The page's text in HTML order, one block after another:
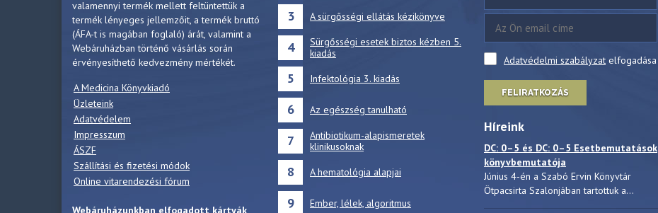
valamennyi termék mellett feltüntettük a
termék lényeges jellemzőit, a termék bruttó
(ÁFA-t is magában foglaló) árát, valamint a
Webáruházban történő vásárlás során
érvényesíthető kedvezmény mértékét.
A Medicina Könyvkiadó
Üzleteink
Adatvédelem
Impresszum
ÁSZF
Szállítási és fizetési módok
Online vitarendezési fórum
Webáruházunkban elfogadott kártyák
3 A sürgősségi ellátás kézikönyve
4
Sürgősségi esetek biztos kézben 5.
kiadás
5 Infektológia 3. kiadás
6 Az egészség tanulható
7
Antibiotikum-alapismeretek
klinikusoknak
8 A hematológia alapjai
9 Ember, lélek, algoritmus
Adatvédelmi szabályzat elfogadása
FELIRATKOZÁS
Híreink
DC: 0–5 és DC: 0–5 Esetbemutatások
könyvbemutatója
Június 4-én a Szabó Ervin Könyvtár
Ötpacsirta Szalonjában tartottuk a...